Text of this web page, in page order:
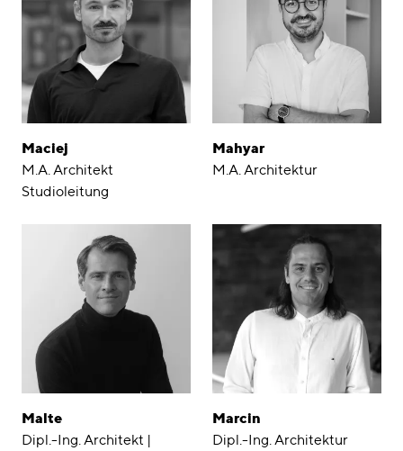
Maciej
M.A. Architekt
Studioleitung
Mahyar
M.A. Architektur
Malte
Dipl.-Ing. Architekt |
Marcin
Dipl.-Ing. Architektur